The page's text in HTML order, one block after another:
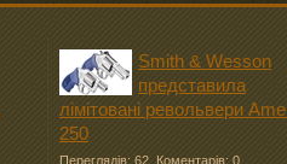
Smith & Wesson
представила
лімітовані револьвери
250
Переглядів: 62 Коментарів: 0